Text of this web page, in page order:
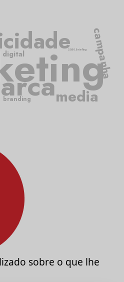
campanha
media
digital 2050.briefing
branding
sobre o que lhe